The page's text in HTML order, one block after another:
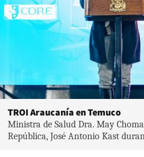
TROI Araucanía en Temuco
Ministra de Salud Dra. May
República, José Antonio Kast